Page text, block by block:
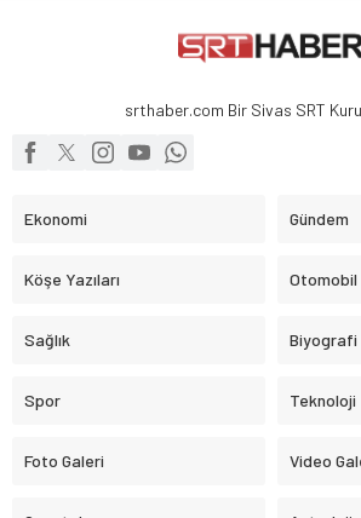
srthaber.com Bir Sivas SRT
Ekonomi Gündem
Köşe Yazıları Otomobil
Sağlık Biyografi
Spor Teknoloji
Foto Galeri Video